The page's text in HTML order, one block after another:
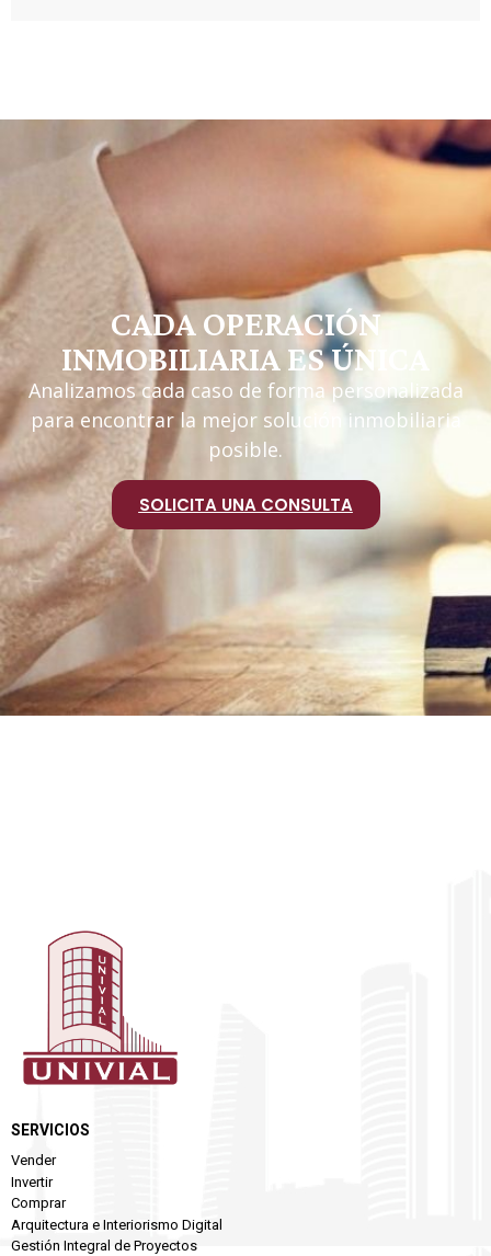
CADA OPERACIÓN
INMOBILIARIA ES ÚNICA
Analizamos cada caso de forma personalizada
para encontrar la mejor solución inmobiliaria
posible.
SOLICITA UNA CONSULTA
SERVICIOS
Vender
Invertir
Comprar
Arquitectura e Interiorismo Digital
Gestión Integral de Proyectos